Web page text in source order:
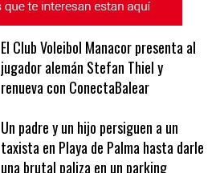
El Club Voleibol Manacor presenta al
jugador alemán Stefan Thiel y
renueva con ConectaBalear
Un padre y un hijo persiguen a un